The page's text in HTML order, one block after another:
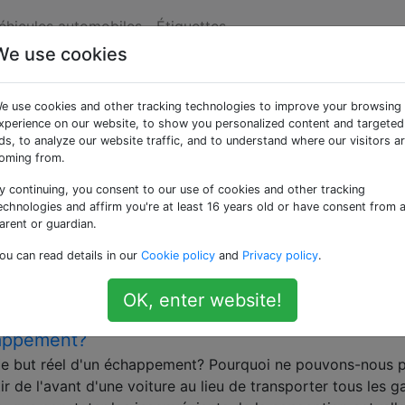
automobiles Étiquettes
«exhaust»
convertisseurs catalytiques et les collecteurs /
sortant de l’échappement de la voiture?
la circulation, je tombe sur une voiture ou deux qui
d’eau de leur échappement en une pause de 4 à 5
personnes lors d'ateliers locaux, disent-elles, et je
but réel d'un échappement? Pourquoi ne pouvons-nous
de l'avant d'une voiture au lieu de transporter tous les
use cookies
use cookies and other tracking technologies to improve your browsing
on our website, to show you personalized content and targeted
to analyze our website traffic, and to understand where our visitors
from.
continuing, you consent to our use of cookies and other tracking
and affirm you're at least 16 years old or have consent from a
or guardian.
can read details in our Cookie policy and Privacy policy.
OK, enter website!